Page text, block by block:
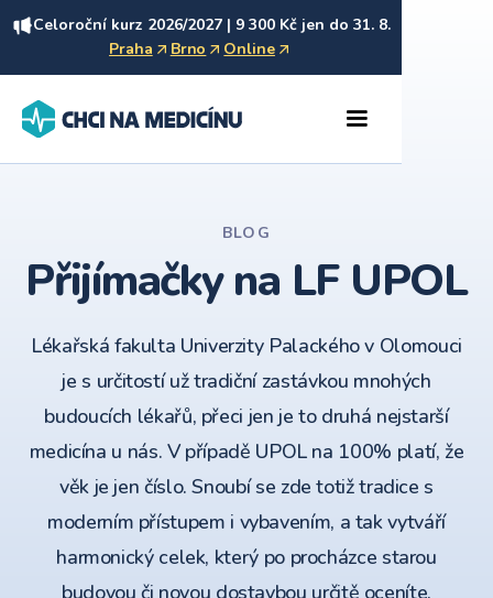
Celoroční kurz 2026/2027 | 9 300 Kč jen do 31. 8.
Praha
Brno Online
BLOG
Přijímačky na LF UPOL
Lékařská fakulta Univerzity Palackého v Olomouci
je s určitostí už tradiční zastávkou mnohých
budoucích lékařů, přeci jen je to druhá nejstarší
medicína u nás. V případě UPOL na 100% platí, že
věk je jen číslo. Snoubí se zde totiž tradice s
moderním přístupem i vybavením, a tak vytváří
harmonický celek, který po procházce starou
budovou či novou dostavbou určitě oceníte.